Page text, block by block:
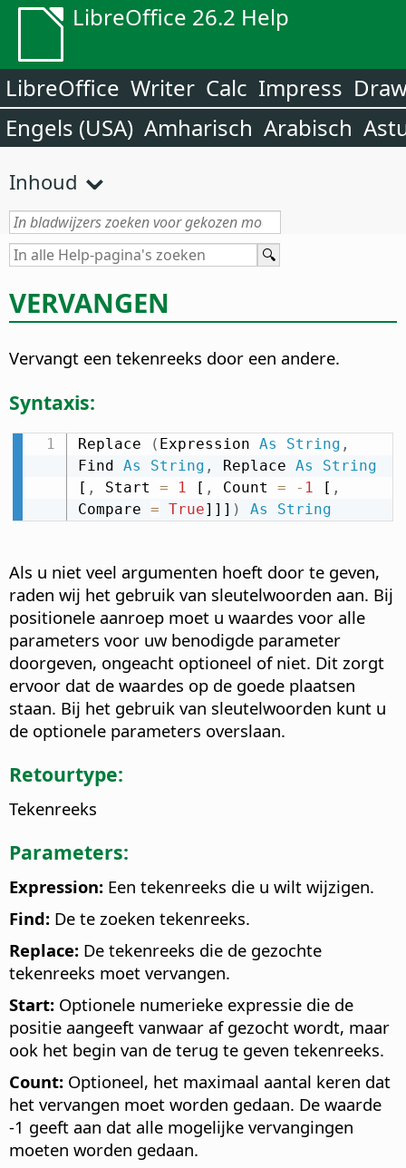
LibreOffice 26.2 Help
LibreOffice Writer Calc Impress
Engels (USA) Amharisch Arabisch
Inhoud
VERVANGEN
Vervangt een tekenreeks door een andere.
Syntaxis:
Replace ( Expression As String ,
Find As String , Replace As
String
[ , Start = 1 [ , Count = - 1 [ ,
Compare = True]]] ) As String
Als u niet veel argumenten hoeft door te geven,
raden wij het gebruik van sleutelwoorden aan. Bij
positionele aanroep moet u waardes voor alle
parameters voor uw benodigde parameter
doorgeven, ongeacht optioneel of niet. Dit zorgt
ervoor dat de waardes op de goede plaatsen
staan. Bij het gebruik van sleutelwoorden kunt u
de optionele parameters overslaan.
Retourtype:
Tekenreeks
Parameters:
Expression: Een tekenreeks die u wilt wijzigen.
Find: De te zoeken tekenreeks.
Replace: De tekenreeks die de gezochte
tekenreeks moet vervangen.
Start: Optionele numerieke expressie die de
positie aangeeft vanwaar af gezocht wordt, maar
ook het begin van de terug te geven tekenreeks.
Count: Optioneel, het maximaal aantal keren dat
het vervangen moet worden gedaan. De waarde
-1 geeft aan dat alle mogelijke vervangingen
moeten worden gedaan.